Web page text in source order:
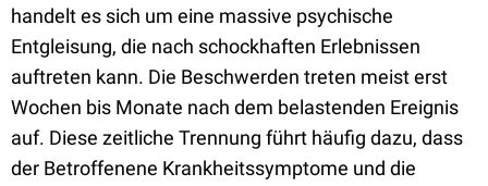
handelt es sich um eine massive psychische
Entgleisung, die nach schockhaften Erlebnissen
auftreten kann. Die Beschwerden treten meist erst
Wochen bis Monate nach dem belastenden Ereignis
auf. Diese zeitliche Trennung führt häufig dazu, dass
der Betroffenene Krankheitssymptome und die